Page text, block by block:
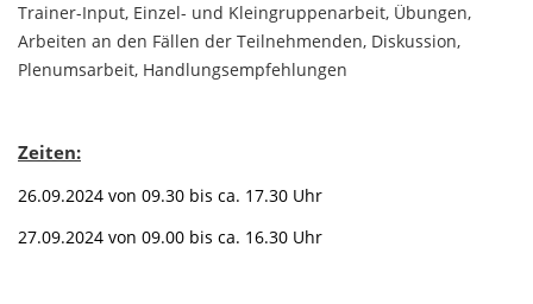
Trainer-Input, Einzel- und Kleingruppenarbeit, Übungen,
Arbeiten an den Fällen der Teilnehmenden, Diskussion,
Plenumsarbeit, Handlungsempfehlungen
Zeiten:
26.09.2024 von 09.30 bis ca. 17.30 Uhr
27.09.2024 von 09.00 bis ca. 16.30 Uhr